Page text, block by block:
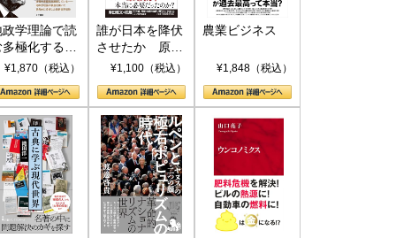
政学理論で読
多極化する世
トランプと
¥1,870（税込）
誰が日本を降伏
させたか 原爆
投下、ソ連参
(PHP新書)
¥1,100（税込）
農業ビジネス
¥1,848（税込）